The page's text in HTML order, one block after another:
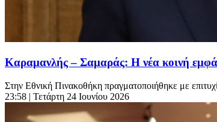
Καραμανλής – Σαμαράς: Η νέα κοινή
Στην Εθνική Πινακοθήκη πραγματοποιήθηκε με
23:58 | Τετάρτη 24 Ιουνίου 2026